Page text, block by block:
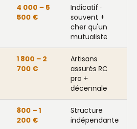
4 000 – 5
500 €
Indicatif ·
souvent +
cher qu'un
mutualiste
1 800 – 2
700 €
Artisans
assurés RC
pro +
décennale
800 – 1
200 €
Structure
indépendante